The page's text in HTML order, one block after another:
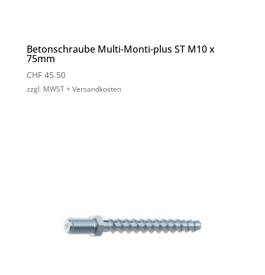
Betonschraube Multi-Monti-plus ST M10 x
75mm
CHF45.50
zzgl. MWST + Versandkosten